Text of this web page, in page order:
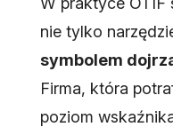
nie tylko
symbolem
Firma, która
poziom